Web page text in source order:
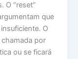
O “reset”
que
O
por
ou se ficará